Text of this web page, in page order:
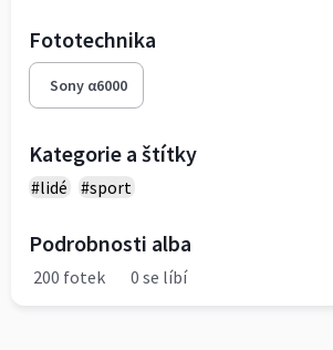
Fototechnika
Sony α6000
Kategorie a štítky
#lidé #sport
Podrobnosti alba
200 fotek 0 se líbí